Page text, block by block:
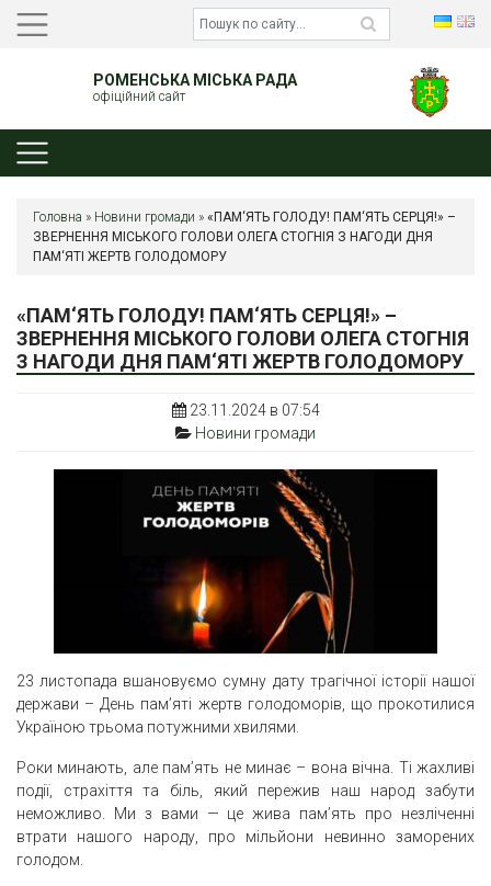
РОМЕНСЬКА МІСЬКА РАДА
офіційний сайт
Головна » Новини громади » «ПАМ‘ЯТЬ ГОЛОДУ! ПАМ‘ЯТЬ СЕРЦЯ!» –
ЗВЕРНЕННЯ МІСЬКОГО ГОЛОВИ ОЛЕГА СТОГНІЯ З НАГОДИ ДНЯ
ПАМ‘ЯТІ ЖЕРТВ ГОЛОДОМОРУ
«ПАМ‘ЯТЬ ГОЛОДУ! ПАМ‘ЯТЬ СЕРЦЯ!» –
ЗВЕРНЕННЯ МІСЬКОГО ГОЛОВИ ОЛЕГА СТОГНІЯ
З НАГОДИ ДНЯ ПАМ‘ЯТІ ЖЕРТВ ГОЛОДОМОРУ
23.11.2024 в 07:54
Новини громади
23 листопада вшановуємо сумну дату трагічної історії нашої
держави – День пам’яті жертв голодоморів, що прокотилися
Україною трьома потужними хвилями.
Роки минають, але пам’ять не минає – вона вічна. Ті жахливі
події, страхіття та біль, який пережив наш народ забути
неможливо. Ми з вами — це жива пам’ять про незліченні
втрати нашого народу, про мільйони невинно заморених
голодом.